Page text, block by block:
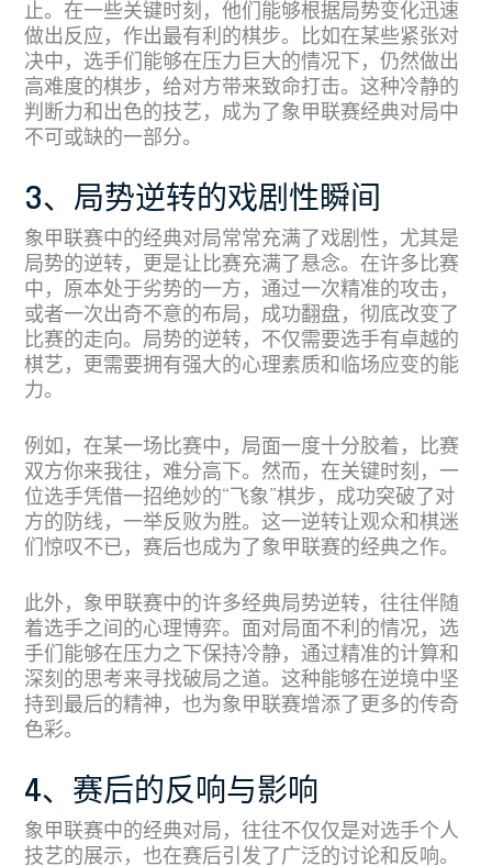
止。在一些关键时刻，他们能够根据局势变化迅速
做出反应，作出最有利的棋步。比如在某些紧张对
决中，选手们能够在压力巨大的情况下，仍然做出
高难度的棋步，给对方带来致命打击。这种冷静的
判断力和出色的技艺，成为了象甲联赛经典对局中
不可或缺的一部分。
3、局势逆转的戏剧性瞬间
象甲联赛中的经典对局常常充满了戏剧性，尤其是
局势的逆转，更是让比赛充满了悬念。在许多比赛
中，原本处于劣势的一方，通过一次精准的攻击，
或者一次出奇不意的布局，成功翻盘，彻底改变了
比赛的走向。局势的逆转，不仅需要选手有卓越的
棋艺，更需要拥有强大的心理素质和临场应变的能
力。
例如，在某一场比赛中，局面一度十分胶着，比赛
双方你来我往，难分高下。然而，在关键时刻，一
位选手凭借一招绝妙的“飞象”棋步，成功突破了对
方的防线，一举反败为胜。这一逆转让观众和棋迷
们惊叹不已，赛后也成为了象甲联赛的经典之作。
此外，象甲联赛中的许多经典局势逆转，往往伴随
着选手之间的心理博弈。面对局面不利的情况，选
手们能够在压力之下保持冷静，通过精准的计算和
深刻的思考来寻找破局之道。这种能够在逆境中坚
持到最后的精神，也为象甲联赛增添了更多的传奇
色彩。
4、赛后的反响与影响
象甲联赛中的经典对局，往往不仅仅是对选手个人
技艺的展示，也在赛后引发了广泛的讨论和反响。